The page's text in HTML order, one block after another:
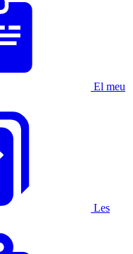
El meu
Les